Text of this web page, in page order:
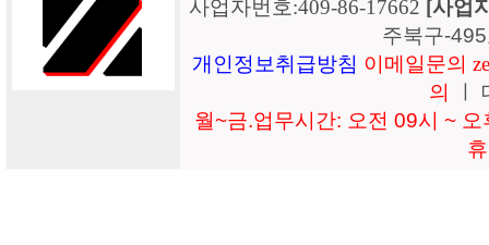
사업자번호:409-86-17662 [사업
주북구-
개인정보취급방침 이메일문의
의
월~금.업무시간: 오전 09시 ~